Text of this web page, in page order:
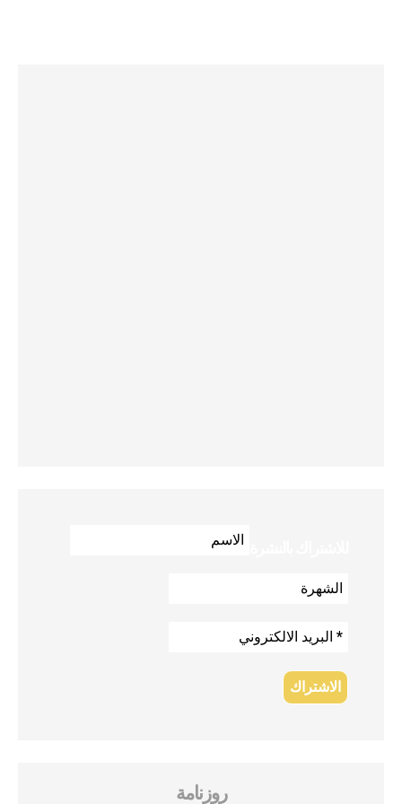
روزنامة